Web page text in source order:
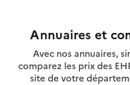
Annuaires et
Avec nos annuaires,
comparez les prix des
site de votre